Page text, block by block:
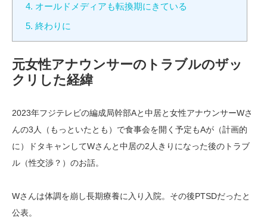
4. オールドメディアも転換期にきている
5. 終わりに
元女性アナウンサーのトラブルのザッ
クリした経緯
2023年フジテレビの編成局幹部Aと中居と女性アナウンサーWさ
んの3人（もっといたとも）で食事会を開く予定もAが（計画的
に）ドタキャンしてWさんと中居の2人きりになった後のトラブ
ル（性交渉？）のお話。
Wさんは体調を崩し長期療養に入り入院。その後PTSDだったと
公表。